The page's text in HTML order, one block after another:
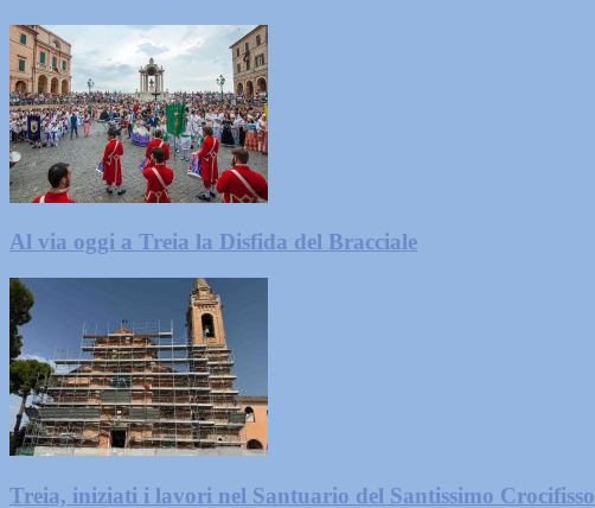
Al via oggi a Treia la Disfida del Bracciale
Treia, iniziati i lavori nel Santuario del Santissimo Crocifisso